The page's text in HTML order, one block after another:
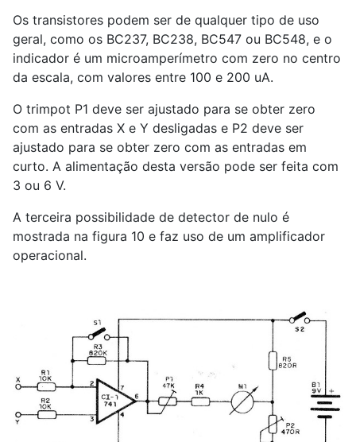
Os transistores podem ser de qualquer tipo de uso
geral, como os BC237, BC238, BC547 ou BC548, e o
indicador é um microamperímetro com zero no centro
da escala, com valores entre 100 e 200 uA.
O trimpot P1 deve ser ajustado para se obter zero
com as entradas X e Y desligadas e P2 deve ser
ajustado para se obter zero com as entradas em
curto. A alimentação desta versão pode ser feita com
3 ou 6 V.
A terceira possibilidade de detector de nulo é
mostrada na figura 10 e faz uso de um amplificador
operacional.